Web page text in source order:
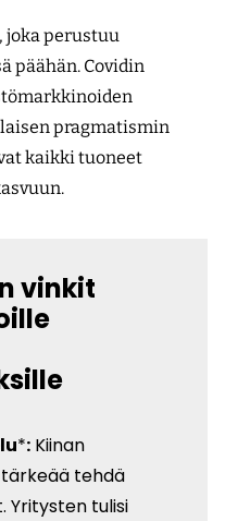
joka perustuu
päähän. Covidin
pragmatismin
kaikki tuoneet
vinkit
*: Kiinan
tehdä
Yritysten tulisi